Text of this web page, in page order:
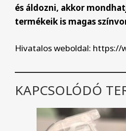
és áldozni, akkor
termékeik is magas
Hivatalos weboldal: https://
KAPCSOLÓDÓ